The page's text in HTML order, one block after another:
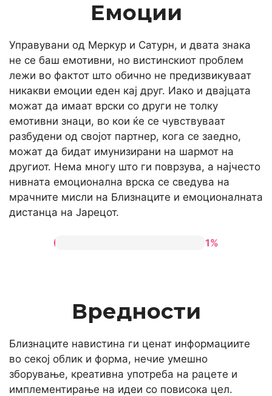
Емоции
Управувани од Меркур и Сатурн, и двата знака
не се баш емотивни, но вистинскиот проблем
лежи во фактот што обично не предизвикуваат
никакви емоции еден кај друг. Иако и двајцата
можат да имаат врски со други не толку
емотивни знаци, во кои ќе се чувствуваат
разбудени од својот партнер, кога се заедно,
можат да бидат имунизирани на шармот на
другиот. Нема многу што ги поврзува, а најчесто
нивната емоционална врска се сведува на
мрачните мисли на Близнаците и емоционалната
дистанца на Јарецот.
1%
Вредности
Близнаците навистина ги ценат информациите
во секој облик и форма, нечие умешно
зборување, креативна употреба на рацете и
имплементирање на идеи со повисока цел.